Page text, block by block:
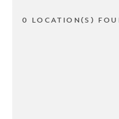
0 LOCATION(S)